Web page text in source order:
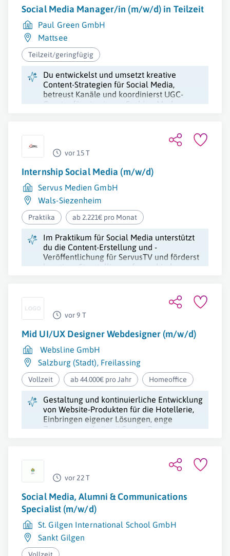
Social Media Manager/in (m/w/d) in Teilzeit
Paul Green GmbH
Mattsee
Teilzeit/geringfügig
Du entwickelst und umsetzt kreative
Content-Strategien für Social Media,
betreust Kanäle und koordinierst UGC-
Creator für eine junge Fashion-Marke.
vor 15 T
Internship Social Media (m/w/d)
Servus Medien GmbH
Wals-Siezenheim
Praktika ab 2.221€ pro Monat
Im Praktikum für Social Media unterstützt
du die Content-Erstellung und -
Veröffentlichung für ServusTV und förderst
kreatives Storytelling auf verschiedenen
vor 9 T
Mid UI/UX Designer Webdesigner (m/w/d)
Websline GmbH
Salzburg (Stadt), Freilassing
Vollzeit ab 44.000€ pro Jahr Homeoffice
Gestaltung und kontinuierliche Entwicklung
von Website-Produkten für die Hotellerie,
Einbringen eigener Lösungen, enge
Zusammenarbeit mit Senior Designern.
vor 22 T
Social Media, Alumni & Communications
Specialist (m/w/d)
St. Gilgen International School GmbH
Sankt Gilgen